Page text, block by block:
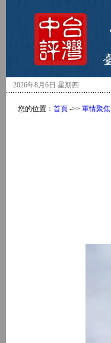
2026年8月6日 星期四
您的位置： 首頁 ->> 軍情聚焦